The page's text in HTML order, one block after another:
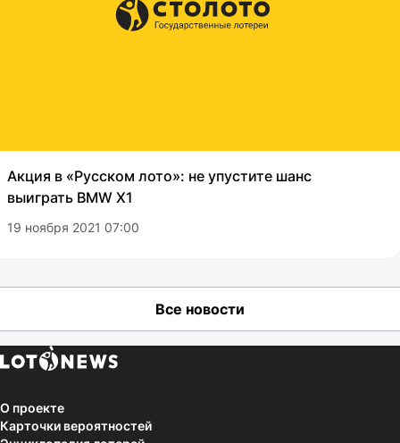
Акция в «Русском лото»: не упустите шанс
выиграть BMW X1
19 ноября 2021 07:00
Все новости
О проекте
Карточки вероятностей